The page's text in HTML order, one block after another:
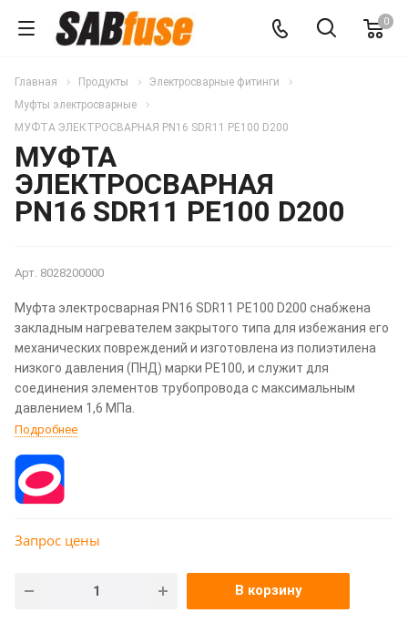
0
Главная Продукты
Электросварные фитинги
Муфты электросварные
МУФТА ЭЛЕКТРОСВАРНАЯ PN16 SDR11 PE100 D200
МУФТА
ЭЛЕКТРОСВАРНАЯ
PN16 SDR11 PE100 D200
Арт. 8028200000
Муфта электросварная PN16 SDR11 PE100 D200 снабжена
закладным нагревателем закрытого типа для избежания его
механических повреждений и изготовлена из полиэтилена
низкого давления (ПНД) марки PE100, и служит для
соединения элементов трубопровода с максимальным
давлением 1,6 МПа.
Подробнее
Запрос цены
В корзину